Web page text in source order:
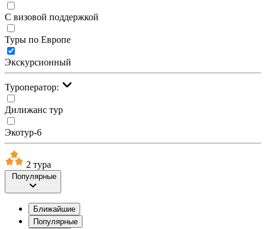
С визовой поддержкой
Туры по Европе
Экскурсионный
Туроператор:
Дилижанс тур
Экотур-6
2 тура
Популярные
Ближайшие
Популярные